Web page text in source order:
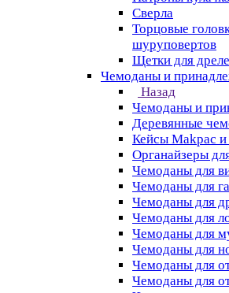
Сверла
Торцовые
шуруповертов
Щетки для
Чемоданы и
Назад
Чемоданы и
Деревянные
Кейсы Makpac
Органайзеры
Чемоданы для
Чемоданы для
Чемоданы для
Чемоданы для
Чемоданы для
Чемоданы для
Чемоданы для
Чемоданы для